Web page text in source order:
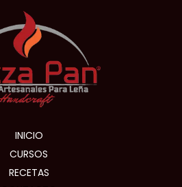
INICIO
CURSOS
RECETAS